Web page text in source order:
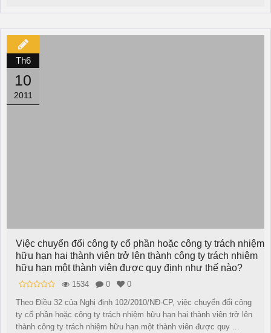
Th6
10
2011
Việc chuyển đổi công ty cổ phần hoặc công ty trách nhiệm
hữu hạn hai thành viên trở lên thành công ty trách nhiệm
hữu hạn một thành viên được quy định như thế nào?
1534 0
0
Theo Điều 32 của Nghị định 102/2010/NĐ-CP, việc chuyển đổi công
ty cổ phần hoặc công ty trách nhiệm hữu hạn hai thành viên trở lên
thành công ty trách nhiệm hữu hạn một thành viên được quy ...